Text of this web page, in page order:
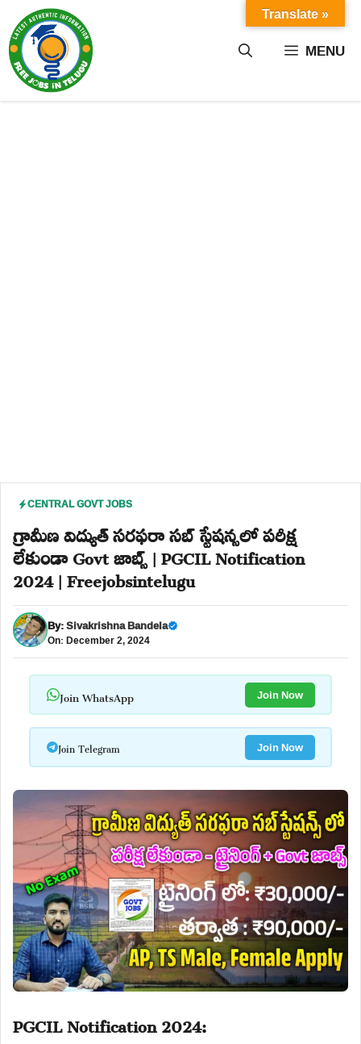
content MENU
CENTRAL GOVT JOBS
గ్రామీణ విద్యుత్ సరఫరా సబ్ స్టేషన్సలో పరీక్ష
లేకుండా Govt జాబ్స్ | PGCIL Notification
2024 | Freejobsintelugu
By:Sivakrishna Bandela
On: December 2, 2024
Join WhatsApp Join Now
Join Telegram Join Now
PGCIL Notification 2024:
Translate »